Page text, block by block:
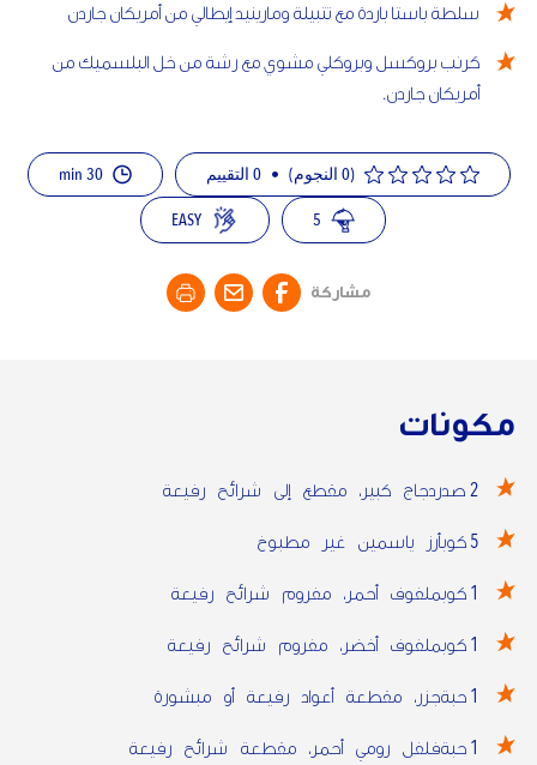
سلطة باستا باردة مع تتبيلة ومارينيد إيطالي من أمريكان جاردن
كرنب بروكسل وبروكلي مشوي مع رشة من خل البلسميك من
أمريكان جاردن.
(0 النجوم) •
0 التقييم
30 min
5
EASY
مشاركة
مكونات
2صدردجاج كبير، مقطع إلى شرائح رفيعة
5 كوبأرز ياسمين غير مطبوخ
1 كوبملفوف أحمر، مفروم شرائح رفيعة
1 كوبملفوف أخضر، مفروم شرائح رفيعة
1 حبةجزر، مقطعة أعواد رفيعة أو مبشورة
1 حبةفلفل رومي أحمر، مقطعة شرائح رفيعة